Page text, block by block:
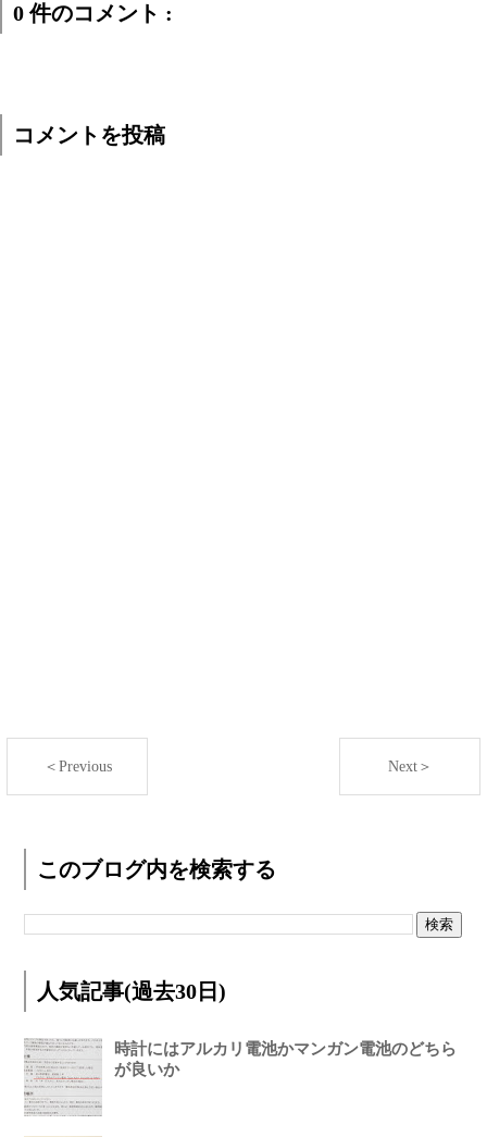
0 件のコメント :
コメントを投稿
＜Previous Next＞
このブログ内を検索する
人気記事(過去30日)
時計にはアルカリ電池かマンガン電池のどちら
が良いか